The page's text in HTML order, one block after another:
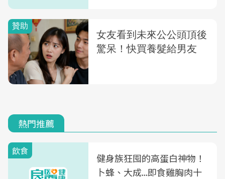
熱門推薦
飲食
健身族狂囤的高蛋白神物！
卜蜂、大成...即食雞胸肉十